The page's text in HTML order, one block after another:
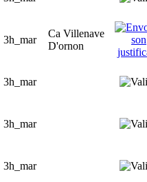
3h_mar
Ca Villenave
D'ornon
3h_mar
3h_mar
3h_mar